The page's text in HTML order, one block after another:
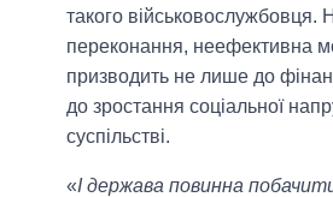
такого військовослужбовця.
переконання, неефективна
призводить не лише до
до зростання соціальної
суспільстві.
«І держава повинна